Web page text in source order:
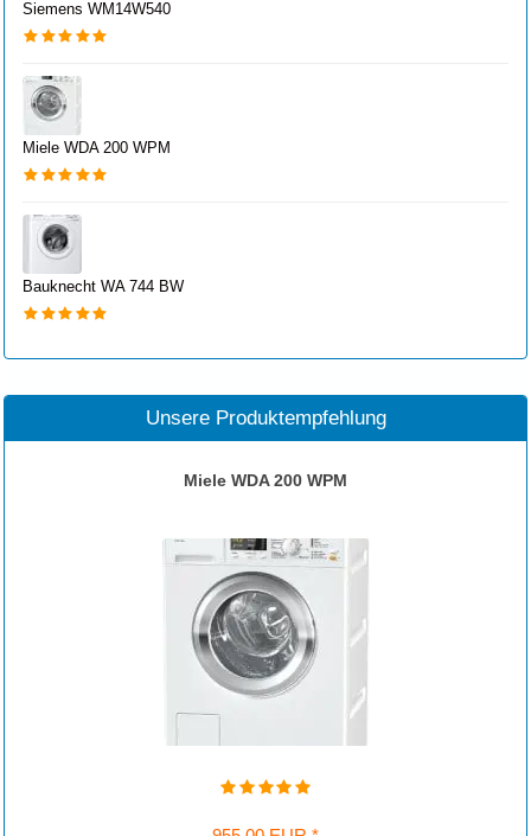
Siemens WM14W540
Miele WDA 200 WPM
Bauknecht WA 744 BW
Unsere Produktempfehlung
Miele WDA 200 WPM